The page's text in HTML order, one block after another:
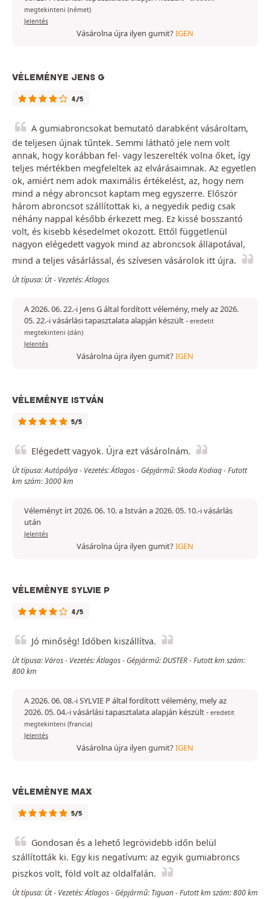
megtekinteni (német)
Jelentés
Vásárolna újra ilyen gumit?IGEN
VÉLEMÉNYE JENS G
4/5
A gumiabroncsokat bemutató darabként vásároltam,
de teljesen újnak tűntek. Semmi látható jele nem volt
annak, hogy korábban fel- vagy leszerelték volna őket, így
teljes mértékben megfeleltek az elvárásaimnak. Az egyetlen
ok, amiért nem adok maximális értékelést, az, hogy nem
mind a négy abroncsot kaptam meg egyszerre. Először
három abroncsot szállítottak ki, a negyedik pedig csak
néhány nappal később érkezett meg. Ez kissé bosszantó
volt, és kisebb késedelmet okozott. Ettől függetlenül
nagyon elégedett vagyok mind az abroncsok állapotával,
mind a teljes vásárlással, és szívesen vásárolok itt újra.
Út típusa: Út - Vezetés: Átlagos
A 2026. 06. 22.-i Jens G által fordított vélemény, mely az 2026.
05. 22.-i vásárlási tapasztalata alapján készült- eredetit
megtekinteni (dán)
Jelentés
Vásárolna újra ilyen gumit?IGEN
VÉLEMÉNYE ISTVÁN
5/5
Elégedett vagyok. Újra ezt vásárolnám.
Út típusa: Autópálya - Vezetés: Átlagos - Gépjármű: Skoda Kodiaq - Futott
km szám: 3000 km
Véleményt írt 2026. 06. 10. a István a 2026. 05. 10.-i vásárlás
után
Jelentés
Vásárolna újra ilyen gumit?IGEN
VÉLEMÉNYE SYLVIE P
4/5
Jó minőség! Időben kiszállítva.
Út típusa: Város - Vezetés: Átlagos - Gépjármű: DUSTER - Futott km szám:
800 km
A 2026. 06. 08.-i SYLVIE P által fordított vélemény, mely az
2026. 05. 04.-i vásárlási tapasztalata alapján készült- eredetit
megtekinteni (francia)
Jelentés
Vásárolna újra ilyen gumit?IGEN
VÉLEMÉNYE MAX
5/5
Gondosan és a lehető legrövidebb időn belül
szállították ki. Egy kis negatívum: az egyik gumiabroncs
piszkos volt, föld volt az oldalfalán.
Út típusa: Út - Vezetés: Átlagos - Gépjármű: Tiguan - Futott km szám: 800 km